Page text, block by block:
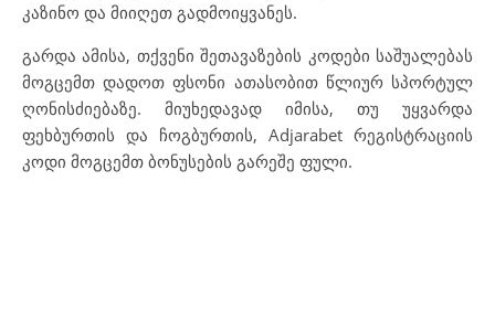
კაზინო და მიიღეთ გადმოიყვანეს.
გარდა ამისა, თქვენი შეთავაზების კოდები საშუალებას
მოგცემთ დადოთ ფსონი ათასობით წლიურ სპორტულ
ღონისძიებაზე. მიუხედავად იმისა, თუ უყვარდა
ფეხბურთის და ჩოგბურთის, Adjarabet რეგისტრაციის
კოდი მოგცემთ ბონუსების გარეშე ფული.